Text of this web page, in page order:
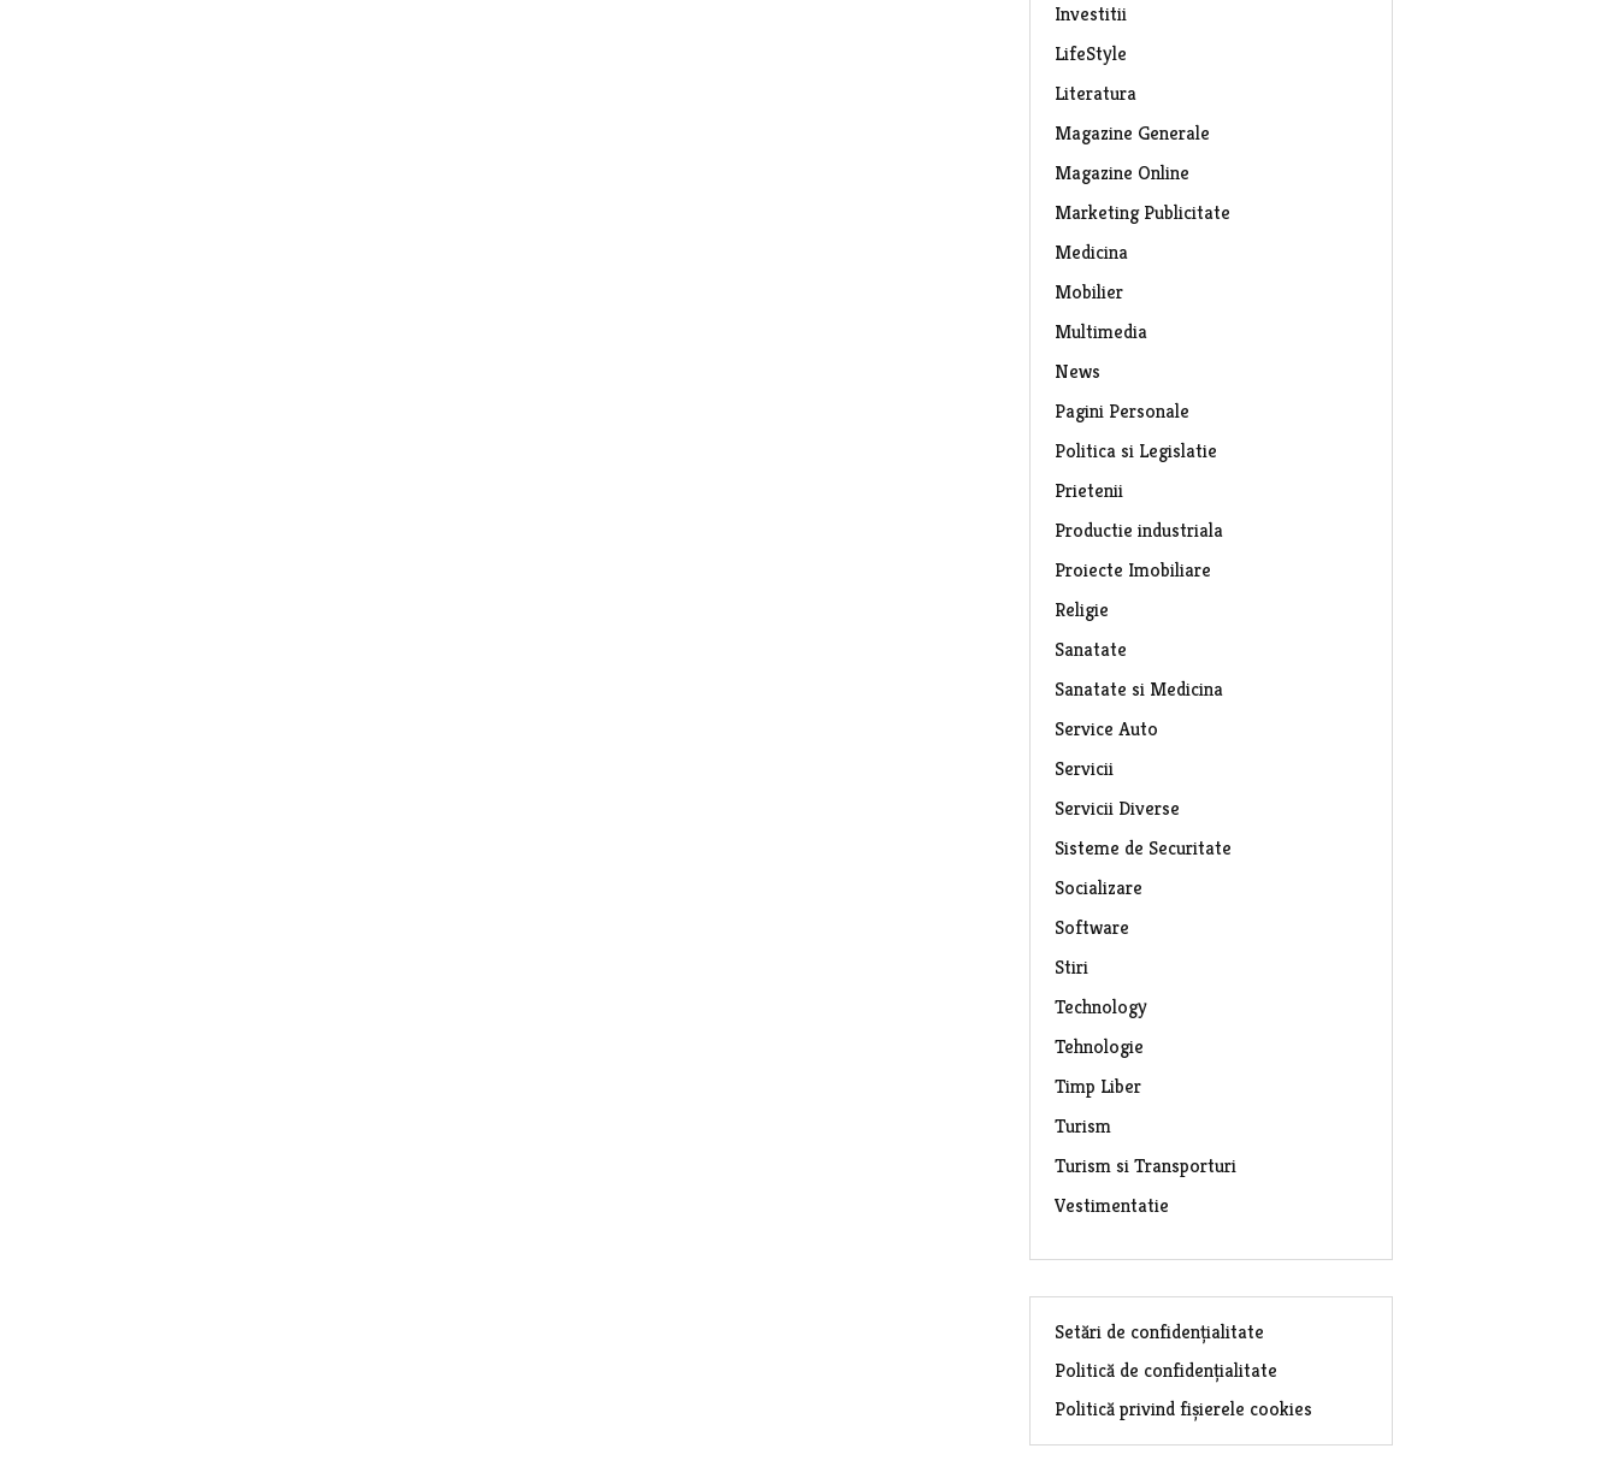
Investitii
LifeStyle
Literatura
Magazine Generale
Magazine Online
Marketing Publicitate
Medicina
Mobilier
Multimedia
News
Pagini Personale
Politica si Legislatie
Prietenii
Productie industriala
Proiecte Imobiliare
Religie
Sanatate
Sanatate si Medicina
Service Auto
Servicii
Servicii Diverse
Sisteme de Securitate
Socializare
Software
Stiri
Technology
Tehnologie
Timp Liber
Turism
Turism si Transporturi
Vestimentatie
Setări de confidențialitate
Politică de confidențialitate
Politică privind fișierele cookies